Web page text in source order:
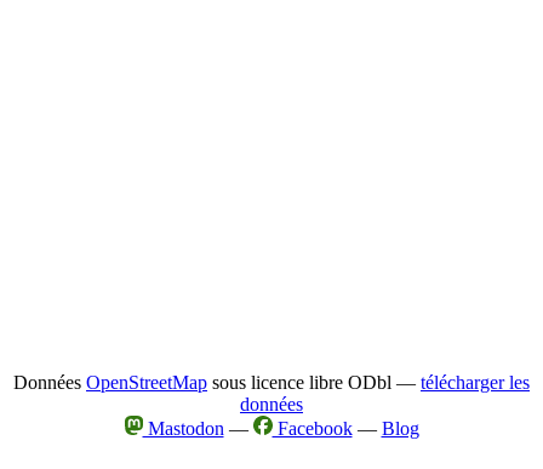
Données OpenStreetMap sous licence libre ODbl — télécharger les
données
Mastodon — Facebook— Blog